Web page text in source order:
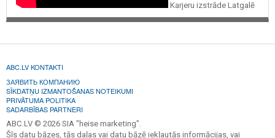
Karjeru izstrāde Latgalē
ABC.LV KONTAKTI
ЗАЯВИТЬ КОМПАНИЮ
SĪKDATŅU IZMANTOŠANAS NOTEIKUMI
PRIVĀTUMA POLITIKA
SADARBĪBAS PARTNERI
ABC.LV © 2026 SIA "heise marketing".
Šīs datu bāzes, tās daļas vai datu bāzē iekļautās informācijas, vai